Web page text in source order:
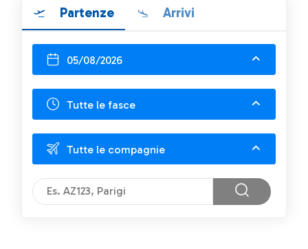
Partenze Arrivi
05/08/2026
Tutte le fasce
Tutte le compagnie